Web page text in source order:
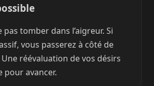
tomber dans l’aigreur. Si
vous passerez à côté de
réévaluation de vos désirs
pour avancer.